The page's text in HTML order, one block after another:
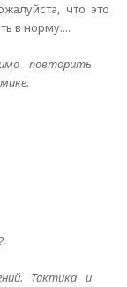
что это
в норму....
повторить
Тактика и